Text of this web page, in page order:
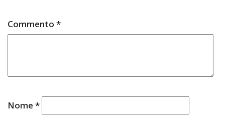
Commento *
Nome *